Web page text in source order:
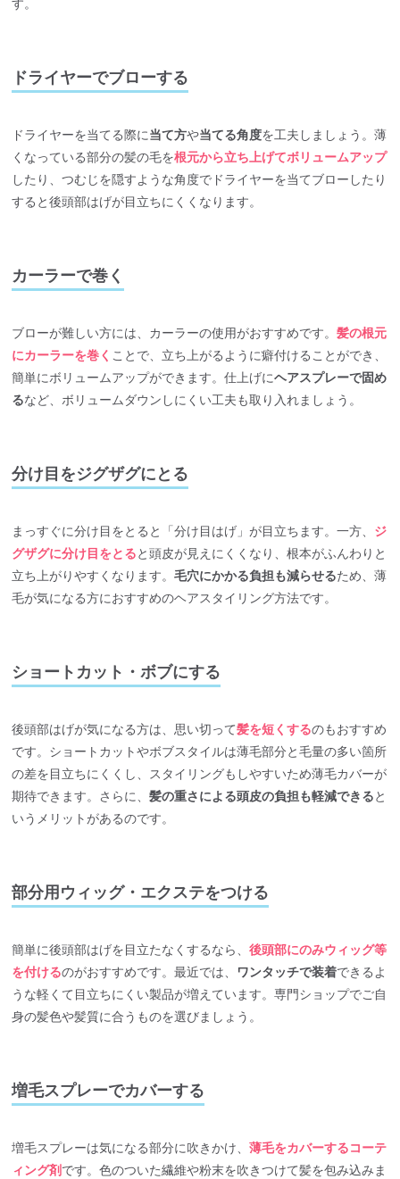
ドライヤーでブローする
ドライヤーを当てる際に当て方や当てる角度を工夫しましょう。薄
くなっている部分の髪の毛を根元から立ち上げてボリュームアップ
したり、つむじを隠すような角度でドライヤーを当てブローしたり
すると後頭部はげが目立ちにくくなります。
カーラーで巻く
ブローが難しい方には、カーラーの使用がおすすめです。髪の根元
にカーラーを巻く ことで、立ち上がるように癖付けることができ、
簡単にボリュームアップができます。仕上げにヘアスプレーで固め
るなど、ボリュームダウンしにくい工夫も取り入れましょう。
分け目をジグザグにとる
まっすぐに分け目をとると「分け目はげ」が目立ちます。一方、 ジ
グザグに分け目をとると頭皮が見えにくくなり、根本がふんわりと
立ち上がりやすくなります。毛穴にかかる負担も減らせるため、薄
毛が気になる方におすすめのヘアスタイリング方法です。
ショートカット・ボブにする
後頭部はげが気になる方は、思い切って髪を短くするのもおすすめ
です。ショートカットやボブスタイルは薄毛部分と毛量の多い箇所
の差を目立ちにくくし、スタイリングもしやすいため薄毛カバーが
期待できます。さらに、髪の重さによる頭皮の負担も軽減できると
いうメリットがあるのです。
部分用ウィッグ・エクステをつける
簡単に後頭部はげを目立たなくするなら、後頭部にのみウィッグ等
を付けるのがおすすめです。最近では、 ワンタッチで装着できるよ
うな軽くて目立ちにくい製品が増えています。専門ショップでご自
身の髪色や髪質に合うものを選びましょう。
増毛スプレーでカバーする
増毛スプレーは気になる部分に吹きかけ、薄毛をカバーするコーテ
ィング剤です。色のついた繊維や粉末を吹きつけて髪を包み込みま